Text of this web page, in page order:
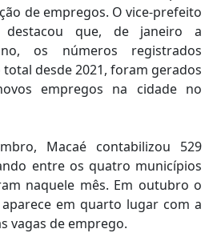
de empregos. O vice-prefeito
destacou que, de janeiro a
os números registrados
desde 2021, foram gerados
empregos na cidade no
Macaé contabilizou 529
entre os quatro municípios
naquele mês. Em outubro o
em quarto lugar com a
vagas de emprego.